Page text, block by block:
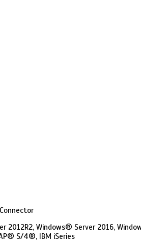
Windows® Server 2016,
S/4®, IBM iSeries